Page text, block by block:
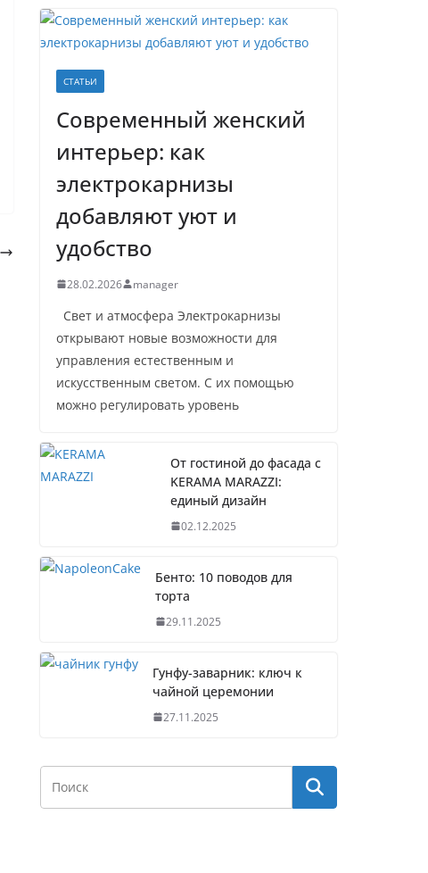
СТАТЬИ
Современный женский
интерьер: как
электрокарнизы
добавляют уют и
удобство
28.02.2026 manager
Свет и атмосфера Электрокарнизы
открывают новые возможности для
управления естественным и
искусственным светом. С их помощью
можно регулировать уровень
От гостиной до фасада с
KERAMA MARAZZI:
единый дизайн
02.12.2025
Бенто: 10 поводов для
торта
29.11.2025
Гунфу-заварник: ключ к
чайной церемонии
27.11.2025